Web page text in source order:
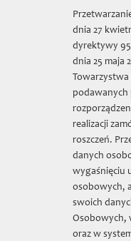
Wybierz język:
Nowości
Fontes
dnia 27
dyrektywy
dnia 25 maja
podawanych
realizacji
roszczeń.
danych
wygaśnięciu
osobowych,
swoich
Osobowych,
oraz w